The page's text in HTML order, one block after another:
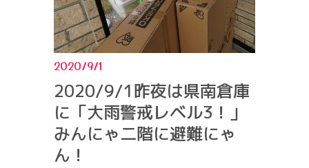
2020/9/1
2020/9/1昨夜は県南倉庫
に「大雨警戒レベル3！」
みんにゃ二階に避難にゃ
ん！